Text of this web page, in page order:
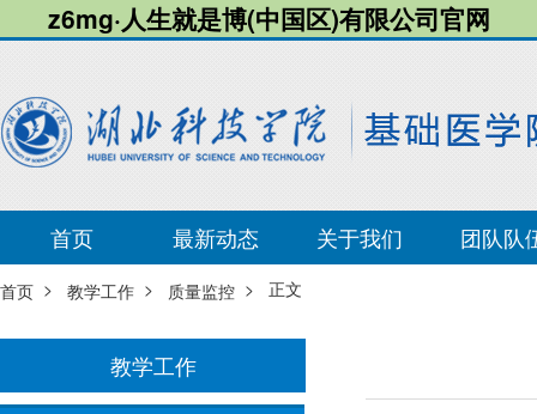
z6mg·人生就是博(中国区)有限公司官网
首页 最新动态 关于我们 团队队
首页 > 教学工作 > 质量监控 > 正文
教学工作